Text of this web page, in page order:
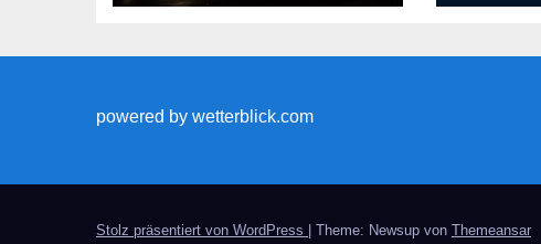
powered by wetterblick.com
Stolz präsentiert von WordPress Theme: Newsup von Themeansar